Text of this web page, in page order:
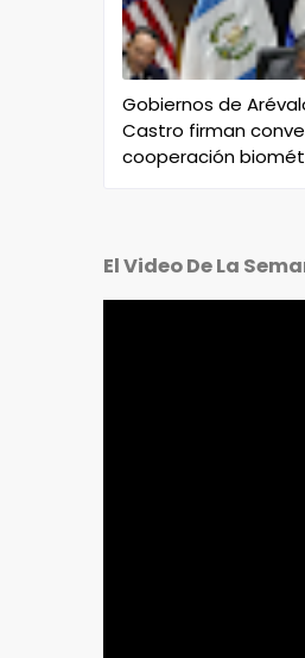
Gobiernos de
Castro firman
cooperación
El Video De La